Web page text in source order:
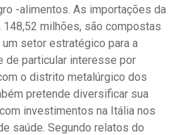
-alimentos. As importações da
148,52 milhões, são compostas
um setor estratégico para a
de particular interesse por
o distrito metalúrgico dos
pretende diversificar sua
investimentos na Itália nos
saúde. Segundo relatos do